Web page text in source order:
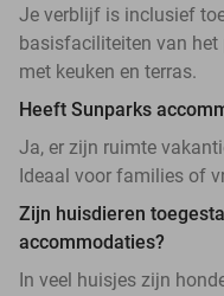
Je verblijf is inclusief
basisfaciliteiten van het
met keuken en terras.
Heeft Sunparks
Ja, er zijn ruimte
Ideaal voor families of
Zijn huisdieren
accommodaties?
In veel huisjes zijn